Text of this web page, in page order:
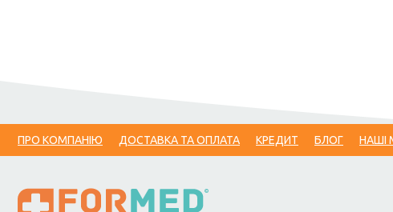
ПРО КОМПАНІЮ ДОСТАВКА ТА ОПЛАТА КРЕДИТ БЛОГ НАШІ